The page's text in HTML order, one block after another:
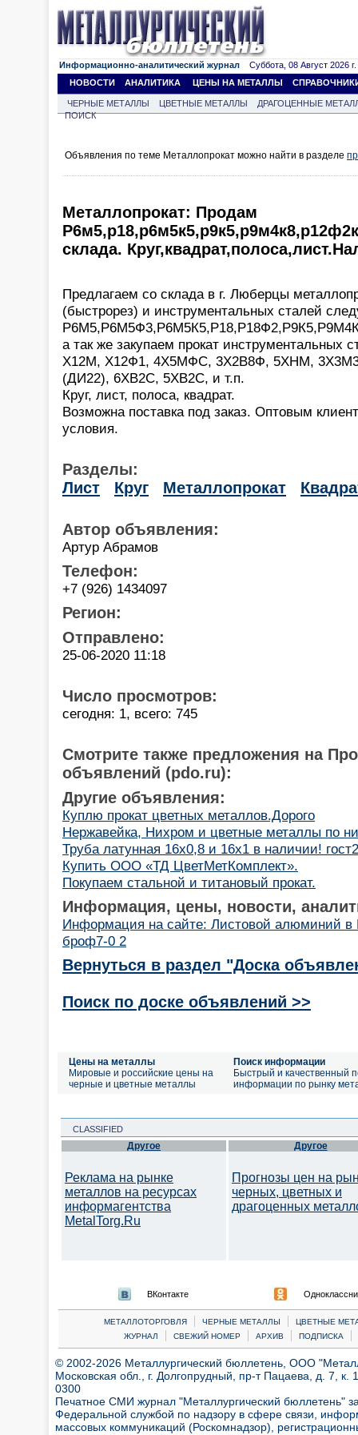
Информационно-аналитический журнал Суббота, 08 Август 2026 г.
НОВОСТИ
АНАЛИТИКА ЦЕНЫ НА МЕТАЛЛЫ
ЧЕРНЫЕ МЕТАЛЛЫ ЦВЕТНЫЕ МЕТАЛЛЫ
ДРАГОЦЕННЫЕ
ПОИСК
Объявления по теме Металлопрокат можно найти в разделе
Металлопрокат: Продам
склада.
Предлагаем со склада в г. Люберцы
(быстрорез) и инструментальных сталей
а так же закупаем прокат
Х12М, Х12Ф1, 4Х5МФС, 3Х2В8Ф, 5ХНМ,
(ДИ22), 6ХВ2С, 5ХВ2С, и т.п.
Круг, лист, полоса, квадрат.
Возможна поставка под заказ. Оптовым
условия.
Разделы:
Лист
Круг Металлопрокат
Автор объявления:
Артур Абрамов
Телефон:
+7 (926) 1434097
Регион:
Отправлено:
25-06-2020 11:18
Число просмотров:
сегодня: 1, всего: 745
Смотрите также предложения на
объявлений (pdo.ru):
Другие объявления:
Куплю прокат цветных металлов.Дорого
Нержавейка, Нихром и цветные металлы по
Труба латунная 16х0,8 и 16х1 в наличии!
Купить ООО «ТД ЦветМетКомплект».
Покупаем стальной и титановый прокат.
Информация, цены, новости,
Информация на сайте: Листовой алюминий в
броф7-0 2
Вернуться в раздел "Доска
Поиск по доске объявлений >>
Цены на металлы
Мировые и российские цены на
черные и цветные металлы
Поиск информации
Быстрый и качественный
информации по рынку
CLASSIFIED
Другое
Реклама на рынке
металлов на ресурсах
информагентства
MetalTorg.Ru
Другое
Прогнозы цен на
черных, цветных и
драгоценных
ВКонтакте
МЕТАЛЛОТОРГОВЛЯ | ЧЕРНЫЕ МЕТАЛЛЫ |
ЦВЕТНЫЕ
ЖУРНАЛ
| СВЕЖИЙ НОМЕР | АРХИВ | ПОДПИСКА |
© 2002-2026 Металлургический бюллетень, ООО
Московская обл., г. Долгопрудный, пр-т Пацаева, д. 7,
0300
Печатное СМИ журнал "Металлургический бюллетень"
Федеральной службой по надзору в сфере связи,
массовых коммуникаций (Роскомнадзор),